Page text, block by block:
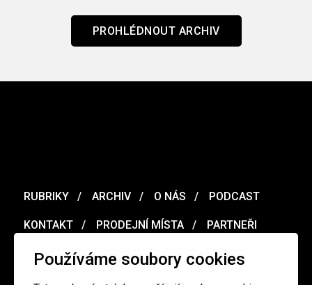
Používáme soubory cookies
PROHLÉDNOUT ARCHIV
RUBRIKY ARCHIV O NÁS PODCAST
KONTAKT PRODEJNÍ MÍSTA PARTNEŘI
MERCH VOUCHER